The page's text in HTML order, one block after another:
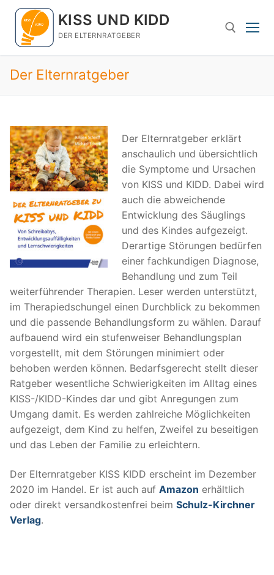
Zum
Inhalt
springen
KISS UND KIDD
DER ELTERNRATGEBER
Suchen nach:
Der Elternratgeber
Der Elternratgeber erklärt
anschaulich und übersichtlich
die Symptome und Ursachen
von KISS und KIDD. Dabei wird
auch die abweichende
Entwicklung des Säuglings
und des Kindes aufgezeigt.
Derartige Störungen bedürfen
einer fachkundigen Diagnose,
Behandlung und zum Teil
weiterführender Therapien. Leser werden unterstützt,
im Therapiedschungel einen Durchblick zu bekommen
und die passende Behandlungsform zu wählen. Darauf
aufbauend wird ein stufenweiser Behandlungsplan
vorgestellt, mit dem Störungen minimiert oder
behoben werden können. Bedarfsgerecht stellt dieser
Ratgeber wesentliche Schwierigkeiten im Alltag eines
KISS-/KIDD-Kindes dar und gibt Anregungen zum
Umgang damit. Es werden zahlreiche Möglichkeiten
aufgezeigt, dem Kind zu helfen, Zweifel zu beseitigen
und das Leben der Familie zu erleichtern.
Der Elternratgeber KISS KIDD erscheint im Dezember
2020 im Handel. Er ist auch auf Amazon erhältlich
oder direkt versandkostenfrei beim Schulz-Kirchner
Verlag.